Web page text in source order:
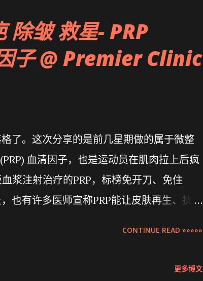
除皱 救星- PRP
子 @ Premier Clinic
了。这次分享的是前几星期做的属于微整
血清因子，也是运动员在肌肉拉上后疯
浆注射治疗的PRP，标榜免开刀、免住
也有许多医师宣称PRP能让皮肤再生、抚平
CONTINUE READ »»»»»
更多博文